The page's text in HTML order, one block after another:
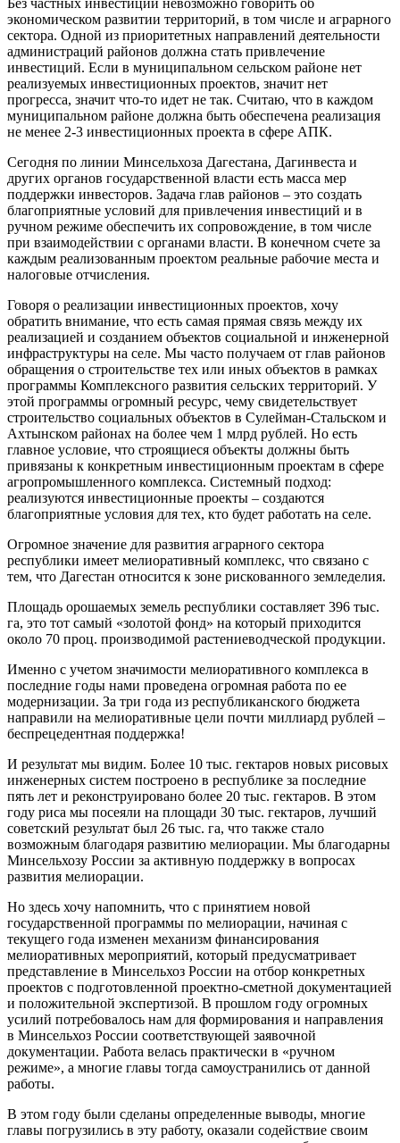
экономическом развитии территорий, в том числе и аграрного
сектора. Одной из приоритетных направлений деятельности
администраций районов должна стать привлечение
инвестиций. Если в муниципальном сельском районе нет
реализуемых инвестиционных проектов, значит нет
прогресса, значит что-то идет не так. Считаю, что в каждом
муниципальном районе должна быть обеспечена реализация
не менее 2-3 инвестиционных проекта в сфере АПК.
Сегодня по линии Минсельхоза Дагестана, Дагинвеста и
других органов государственной власти есть масса мер
поддержки инвесторов. Задача глав районов – это создать
благоприятные условий для привлечения инвестиций и в
ручном режиме обеспечить их сопровождение, в том числе
при взаимодействии с органами власти. В конечном счете за
каждым реализованным проектом реальные рабочие места и
налоговые отчисления.
Говоря о реализации инвестиционных проектов, хочу
обратить внимание, что есть самая прямая связь между их
реализацией и созданием объектов социальной и инженерной
инфраструктуры на селе. Мы часто получаем от глав районов
обращения о строительстве тех или иных объектов в рамках
программы Комплексного развития сельских территорий. У
этой программы огромный ресурс, чему свидетельствует
строительство социальных объектов в Сулейман-Стальском и
Ахтынском районах на более чем 1 млрд рублей. Но есть
главное условие, что строящиеся объекты должны быть
привязаны к конкретным инвестиционным проектам в сфере
агропромышленного комплекса. Системный подход:
реализуются инвестиционные проекты – создаются
благоприятные условия для тех, кто будет работать на селе.
Огромное значение для развития аграрного сектора
республики имеет мелиоративный комплекс, что связано с
тем, что Дагестан относится к зоне рискованного земледелия.
Площадь орошаемых земель республики составляет 396 тыс.
га, это тот самый «золотой фонд» на который приходится
около 70 проц. производимой растениеводческой продукции.
Именно с учетом значимости мелиоративного комплекса в
последние годы нами проведена огромная работа по ее
модернизации. За три года из республиканского бюджета
направили на мелиоративные цели почти миллиард рублей –
беспрецедентная поддержка!
И результат мы видим. Более 10 тыс. гектаров новых рисовых
инженерных систем построено в республике за последние
пять лет и реконструировано более 20 тыс. гектаров. В этом
году риса мы посеяли на площади 30 тыс. гектаров, лучший
советский результат был 26 тыс. га, что также стало
возможным благодаря развитию мелиорации. Мы благодарны
Минсельхозу России за активную поддержку в вопросах
развития мелиорации.
Но здесь хочу напомнить, что с принятием новой
государственной программы по мелиорации, начиная с
текущего года изменен механизм финансирования
мелиоративных мероприятий, который предусматривает
представление в Минсельхоз России на отбор конкретных
проектов с подготовленной проектно-сметной документацией
и положительной экспертизой. В прошлом году огромных
усилий потребовалось нам для формирования и направления
в Минсельхоз России соответствующей заявочной
документации. Работа велась практически в «ручном
режиме», а многие главы тогда самоустранились от данной
работы.
В этом году были сделаны определенные выводы, многие
главы погрузились в эту работу, оказали содействие своим